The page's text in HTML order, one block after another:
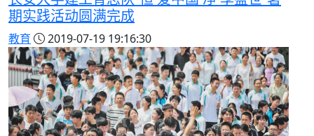
期实践活动圆满完成
教育 2019-07-19 19:16:30